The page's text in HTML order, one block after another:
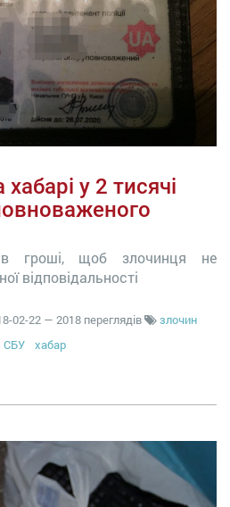
у 2 тисячі
гроші, щоб злочинця не
відповідальності
02-22 — 2018 переглядів
злочин
СБУ хабар